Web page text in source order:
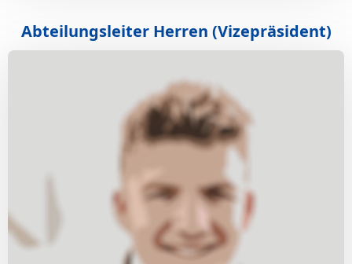
Abteilungsleiter Herren (Vizepräsident)